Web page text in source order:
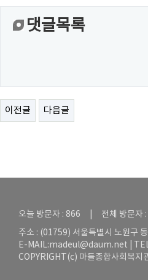
댓글목록
이전글 다음글
오늘 방문자 : 866 | 전체 방문자
주소 : (01759) 서울특별시 노원구
E-MAIL:madeul@daum.net |
COPYRIGHT(c) 마들종합사회복지